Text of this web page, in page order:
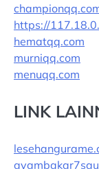
https://
hematqq.com
murniqq.com
menuqq.com
LINK